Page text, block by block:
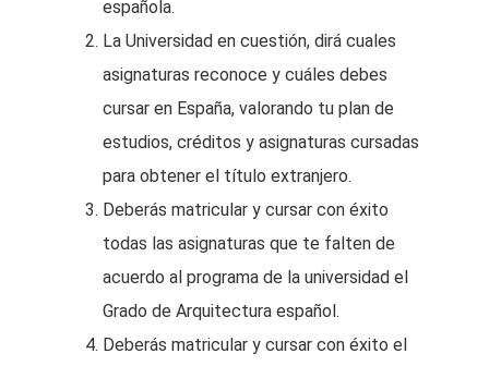
española.
La Universidad en cuestión, dirá cuales
asignaturas reconoce y cuáles debes
cursar en España, valorando tu plan de
estudios, créditos y asignaturas cursadas
para obtener el título extranjero.
Deberás matricular y cursar con éxito
todas las asignaturas que te falten de
acuerdo al programa de la universidad el
Grado de Arquitectura español.
Deberás matricular y cursar con éxito el